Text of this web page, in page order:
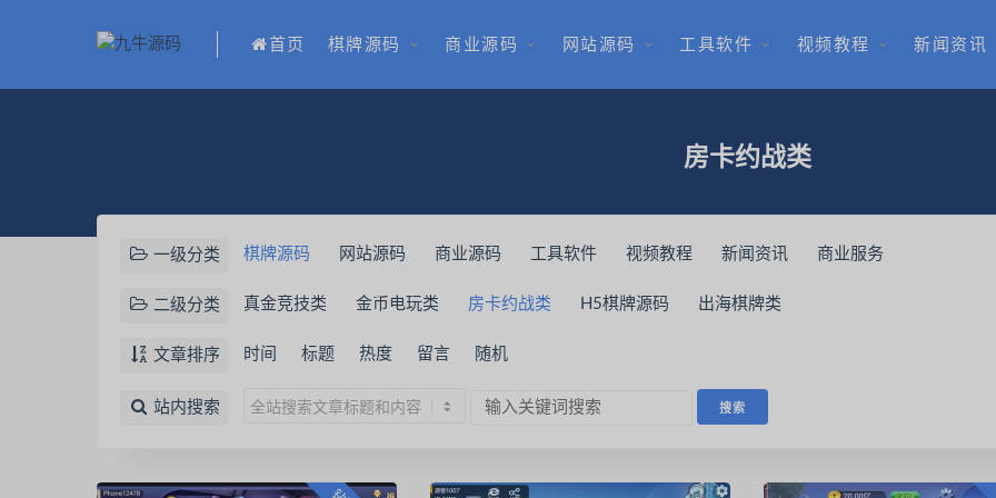
首页 棋牌源码 商业源码 网站源码 工具软件 视频教程 新闻资讯
房卡约战类
一级分类 棋牌源码 网站源码 商业源码 工具软件 视频教程 新闻资讯 商业服务
二级分类 真金竞技类 金币电玩类 房卡约战类 H5棋牌源码 出海棋牌类
文章排序 时间 标题 热度 留言 随机
站内搜索